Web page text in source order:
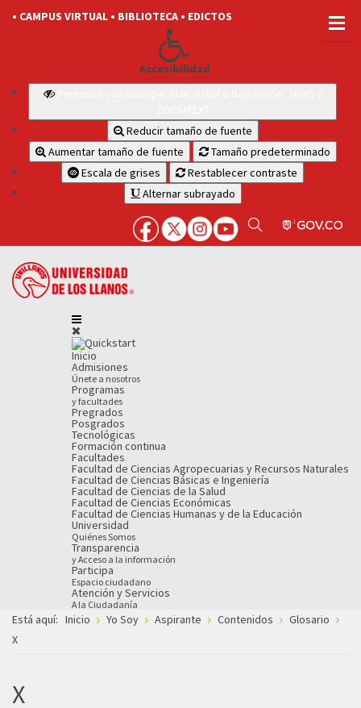
• CAMPUS VIRTUAL • BIBLIOTECA • EDICTOS
Accesibilidad
Reducir tamaño de fuente
Aumentar tamaño de fuente
Tamaño predeterminado
Escala de grises
Restablecer contraste
Alternar subrayado
Inicio
Admisiones
Únete a nosotros
Programas
y facultades
Pregrados
Posgrados
Tecnológicas
Formación continua
Facultades
Facultad de Ciencias Agropecuarias y Recursos Naturales
Facultad de Ciencias Básicas e Ingeniería
Facultad de Ciencias de la Salud
Facultad de Ciencias Económicas
Facultad de Ciencias Humanas y de la Educación
Universidad
Quiénes Somos
Transparencia
y Acceso a la información
Participa
Espacio ciudadano
Atención y Servicios
A la Ciudadanía
Está aquí: Inicio Yo Soy Aspirante Contenidos
Glosario
X
X